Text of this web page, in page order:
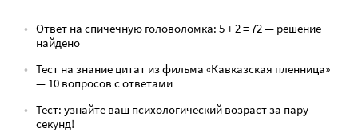
Ответ на спичечную головоломка: 5 + 2 = 72 — решение
найдено
Тест на знание цитат из фильма «Кавказская пленница»
— 10 вопросов с ответами
Тест: узнайте ваш психологический возраст за пару
секунд!